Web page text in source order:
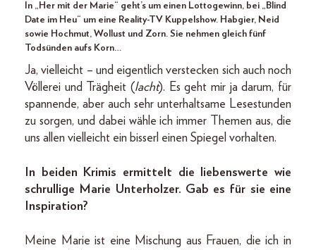
In „Her mit der Marie“ geht’s um einen Lottogewinn, bei „Blind
Date im Heu“ um eine Reality-TV Kuppelshow. Habgier, Neid
sowie Hochmut, Wollust und Zorn. Sie nehmen gleich fünf
Todsünden aufs Korn…
Ja, vielleicht – und eigentlich verstecken sich auch noch
Völlerei und Trägheit (lacht). Es geht mir ja darum, für
spannende, aber auch sehr unterhaltsame Lesestunden
zu sorgen, und dabei wähle ich immer Themen aus, die
uns allen vielleicht ein bisserl einen Spiegel vorhalten.
In beiden Krimis ermittelt die liebenswerte wie
schrullige Marie Unterholzer. Gab es für sie eine
Inspiration?
Meine Marie ist eine Mischung aus Frauen, die ich in